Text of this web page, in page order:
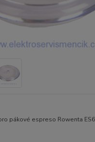
pákové espreso Rowenta